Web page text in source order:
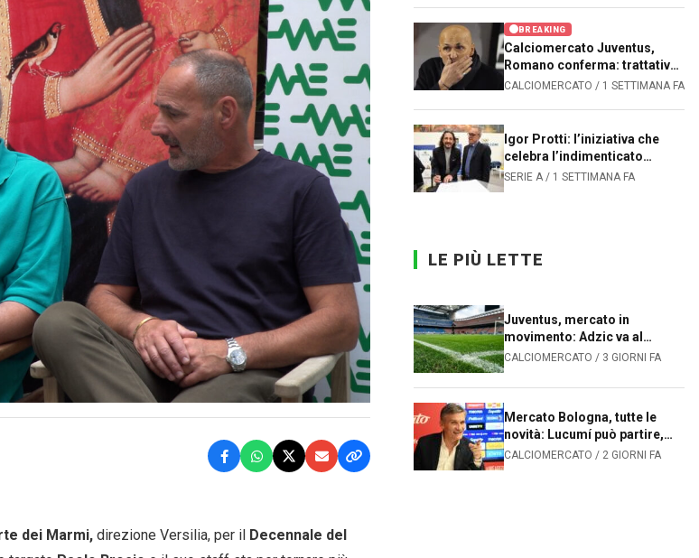
dei Marmi, direzione Versilia, per il Decennale del
mercato mondiale
BREAKING
Calciomercato Juventus,
Romano conferma: trattativa
avanzata per Kolo Muani
CALCIOMERCATO / 1 SETTIMANA FA
Igor Protti: l’iniziativa che
celebra l’indimenticato
bomber
SERIE A / 1 SETTIMANA FA
LE PIÙ LETTE
Juventus, mercato in
movimento: Adzic va al
Sassuolo, João Mário alla
mosse dei bianconeri
CALCIOMERCATO / 3 GIORNI FA
Mercato Bologna, tutte le
novità: Lucumí può partire,
Sartori cerca un difensore
CALCIOMERCATO / 2 GIORNI FA